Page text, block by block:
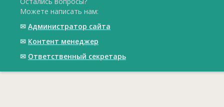
Можете написать нам:
✉ Администратор сайта
✉ Контент менеджер
✉ Ответственный cекретарь